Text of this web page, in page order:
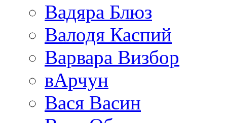
Вадяра Блюз
Валодя Каспий
Варвара Визбор
вАрчун
Вася Васин